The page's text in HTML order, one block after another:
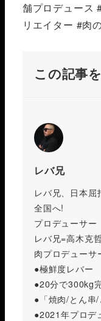
舗プロデュース
リエイター #肉
この記事
レバ兄
レバ兄、日本
全国へ!
プロデューサー
レバ兄=高木克
肉プロデューサ
●極鮮度レバー
●20分で300kg
●「焼肉/とん串
●2021年プロデ